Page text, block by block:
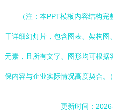
（注：本PPT模板内容结构
干详细幻灯片，包含图表、架构
元素，且所有文字、图形均可根
保内容与企业实际情况高度契合。）
更新时间：